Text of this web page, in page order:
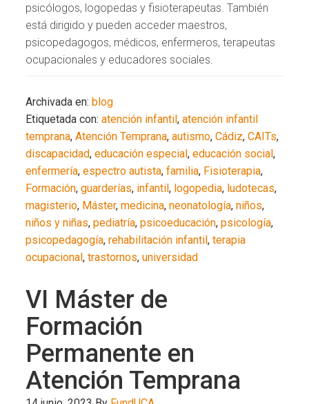
psicólogos, logopedas y fisioterapeutas. También
está dirigido y pueden acceder maestros,
psicopedagogos, médicos, enfermeros, terapeutas
ocupacionales y educadores sociales.
Archivada en:blog
Etiquetada con:atención infantil,atención infantil
temprana,Atención Temprana,autismo,Cádiz,CAITs,
discapacidad,educación especial,educación social,
enfermería,espectro autista,familia, Fisioterapia,
Formación,guarderías, infantil, logopedia, ludotecas,
magisterio, Máster,medicina,neonatología,niños,
niños y niñas,pediatría,psicoeducación,psicología,
psicopedagogía,rehabilitación infantil,terapia
ocupacional,trastornos,universidad
VI Máster de
Formación
Permanente en
Atención Temprana